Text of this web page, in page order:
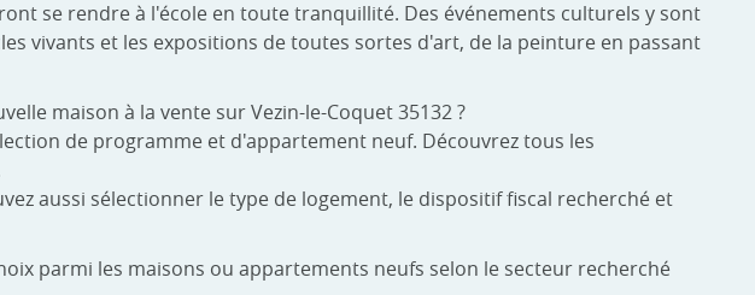
se rendre à l'école en toute tranquillité. Des événements culturels y sont
vivants et les expositions de toutes sortes d'art, de la peinture en passant
maison à la vente sur Vezin-le-Coquet 35132 ?
de programme et d'appartement neuf. Découvrez tous les
aussi sélectionner le type de logement, le dispositif fiscal recherché et
parmi les maisons ou appartements neufs selon le secteur recherché